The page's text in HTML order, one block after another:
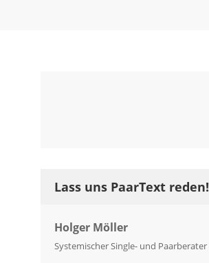
Lass uns PaarText reden!
Holger Möller
Systemischer Single- und Paarberater